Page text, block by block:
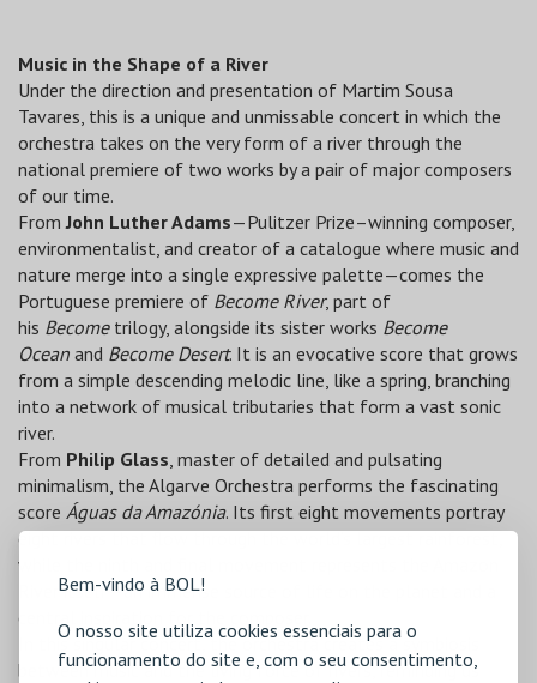
Bem-vindo à BOL!
O nosso site utiliza cookies essenciais para o
funcionamento do site e, com o seu consentimento,
Music in the Shape of a River
Under the direction and presentation of Martim Sousa
Tavares, this is a unique and unmissable concert in which the
orchestra takes on the very form of a river through the
national premiere of two works by a pair of major composers
of our time.
FromJohn Luther Adams—Pulitzer Prize–winning composer,
environmentalist, and creator of a catalogue where music and
nature merge into a single expressive palette—comes the
Portuguese premiere of Become River, part of
his Becometrilogy, alongside its sister works Become
Ocean and Become Desert. It is an evocative score that grows
from a simple descending melodic line, like a spring, branching
into a network of musical tributaries that form a vast sonic
river.
From Philip Glass, master of detailed and pulsating
minimalism, the Algarve Orchestra performs the fascinating
score Águas da Amazónia. Its first eight movements portray
eight rivers that flow through the world’s largest rainforest,
while the ninth and final movement represents the Amazon
River itself—an immense source of life on the planet and a
central inspiration for the composer.
In this singular concert, the orchestra creates a symbiosis
between music and the living force of rivers, reminding us